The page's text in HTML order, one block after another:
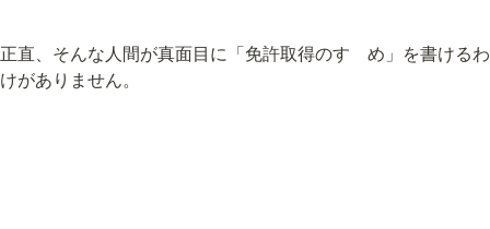
正直、そんな人間が真面目に「免許取得のすゝめ」を書けるわ
けがありません。